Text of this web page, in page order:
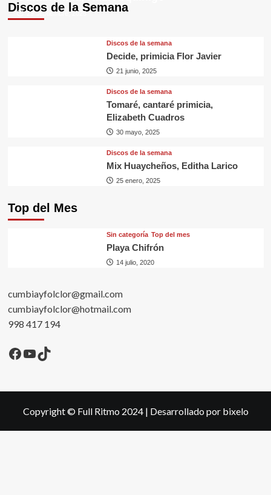
Discos de la Semana
29 septiembre, 2025
Discos de la semana
Decide, primicia Flor Javier
21 junio, 2025
Discos de la semana
Tomaré, cantaré primicia,
Elizabeth Cuadros
30 mayo, 2025
Discos de la semana
Mix Huaycheños, Editha Larico
25 enero, 2025
Top del Mes
Sin categorí­a Top del mes
Playa Chifrón
14 julio, 2020
cumbiayfolclor@gmail.com
cumbiayfolclor@hotmail.com
998 417 194
Facebook
YouTube
TikTok
Copyright © Full Ritmo 2024 | Desarrollado por bixelo